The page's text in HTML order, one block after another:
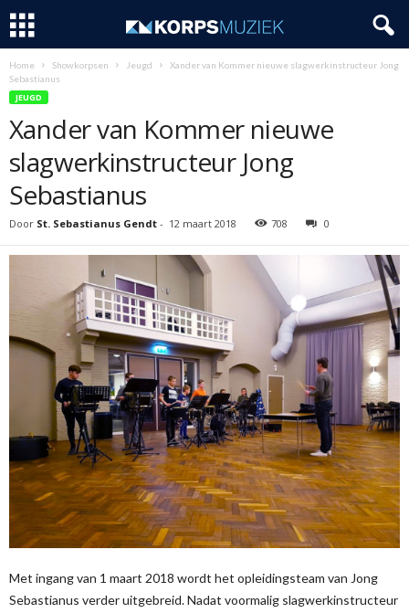
Home Showkorpsen Jeugd
Xander van Kommer nieuwe slagwerkinstructeur Jong
Sebastianus
JEUGD
Xander van Kommer nieuwe
slagwerkinstructeur Jong
Sebastianus
Door St. Sebastianus Gendt - 12 maart 2018 708 0
Met ingang van 1 maart 2018 wordt het opleidingsteam van Jong
Sebastianus verder uitgebreid. Nadat voormalig slagwerkinstructeur